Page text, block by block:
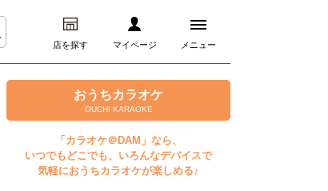
店を探す マイページ メニュー
ログイン
マイページ
プレミアムサービス
おうちカラオケ
OUCHI KARAOKE
「カラオケ＠DAM」なら、
いつでもどこでも、いろんなデバイスで
気軽におうちカラオケが楽しめる♪